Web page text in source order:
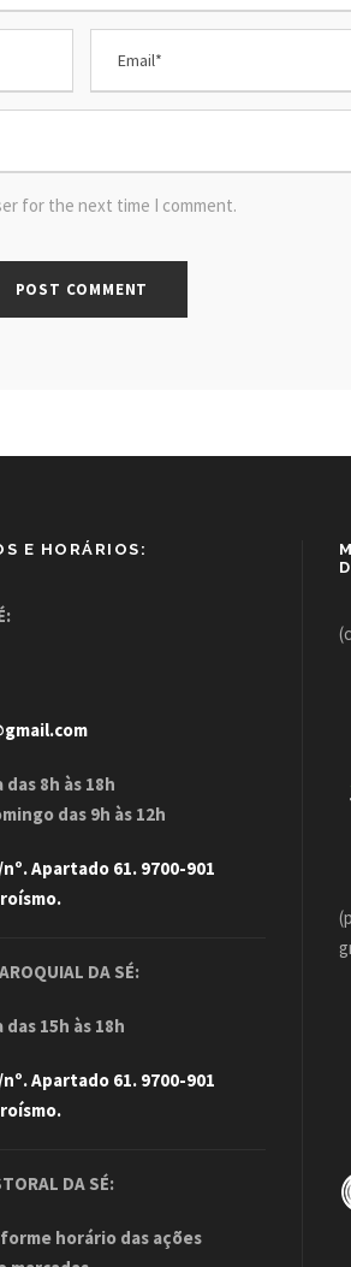
for the next time I comment.
E HORÁRIOS:
das 8h às 18h
das 9h às 12h
nº. Apartado 61. 9700-901
DA SÉ:
das 15h às 18h
nº. Apartado 61. 9700-901
DA SÉ:
horário das ações